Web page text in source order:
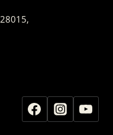
28015,